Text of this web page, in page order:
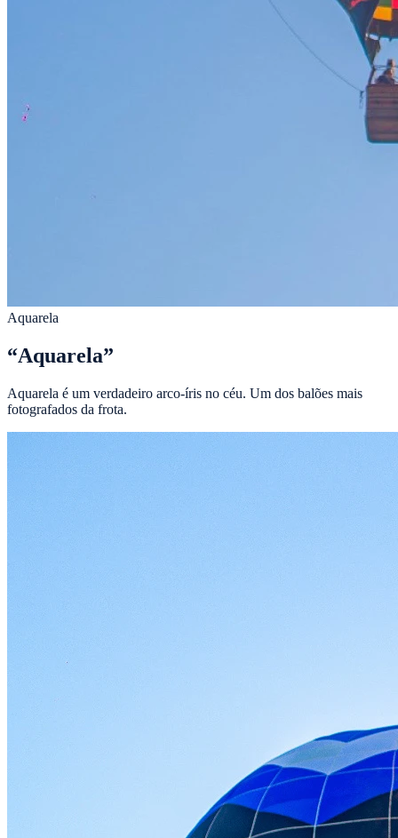
Aquarela
“Aquarela”
Aquarela é um verdadeiro arco-íris no céu. Um dos balões mais
fotografados da frota.